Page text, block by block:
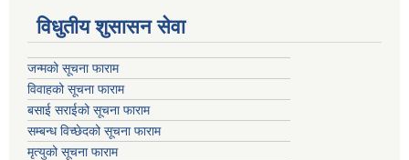
विधुतीय शुसासन सेवा
जन्मको सूचना फाराम
विवाहको सूचना फाराम
बसाई सराईको सूचना फाराम
सम्बन्ध विच्छेदको सूचना फाराम
मृत्युको सूचना फाराम